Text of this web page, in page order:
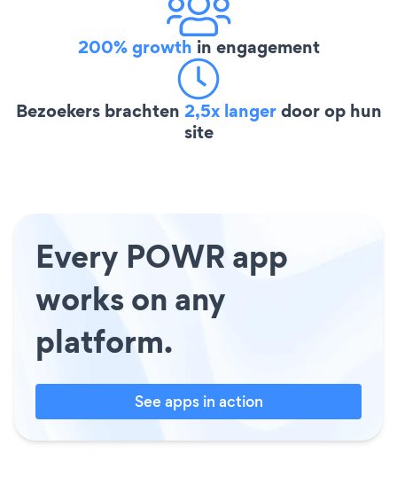
200% growth in engagement
Bezoekers brachten 2,5x langerdoor op hun
site
Every POWR app
works on any
platform.
See apps in action